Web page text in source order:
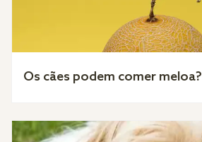
Os cães podem comer meloa?